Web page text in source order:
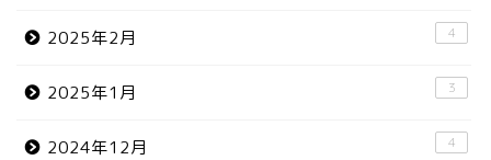
2025年2月 4
2025年1月 3
2024年12月 4